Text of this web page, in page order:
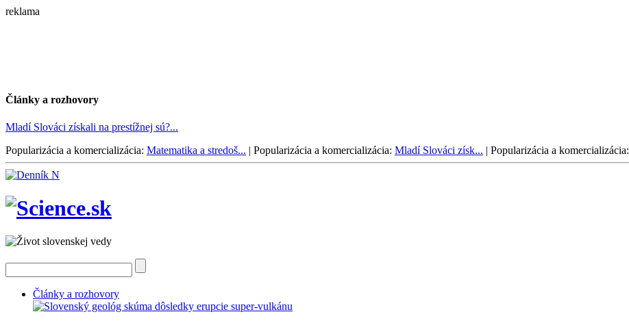
reklama
Články a rozhovory
Mladí Slováci získali na prestížnej sú?...
Popularizácia a komercializácia: Matematika a stredoš... | Popularizácia a komercializácia: Mladí Slováci získ... | Popularizácia a komercializácia:
Články a rozhovory